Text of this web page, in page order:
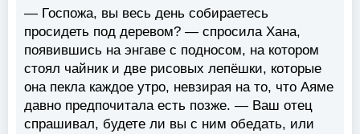
— Госпожа, вы весь день собираетесь
просидеть под деревом? — спросила Хана,
появившись на энгаве с подносом, на котором
стоял чайник и две рисовых лепёшки, которые
она пекла каждое утро, невзирая на то, что Аяме
давно предпочитала есть позже. — Ваш отец
спрашивал, будете ли вы с ним обедать, или